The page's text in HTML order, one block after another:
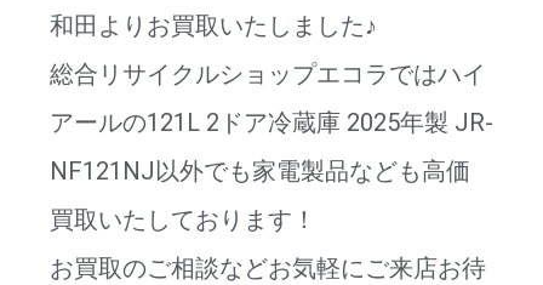
和田よりお買取いたしました♪
総合リサイクルショップエコラではハイ
アールの121L 2ドア冷蔵庫 2025年製 JR-
NF121NJ以外でも家電製品なども高価
買取いたしております！
お買取のご相談などお気軽にご来店お待
ン